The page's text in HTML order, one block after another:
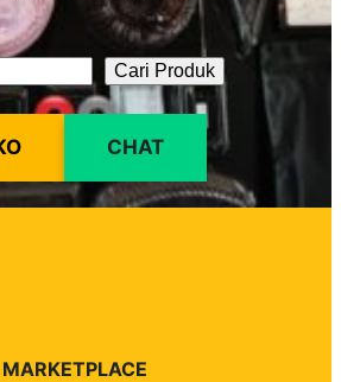
Cari Produk
CHAT
MARKETPLACE